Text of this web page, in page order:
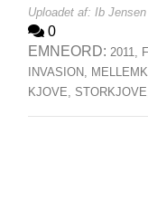
Uploadet af: Ib
0
EMNEORD: 2011,
INVASION,
KJOVE,